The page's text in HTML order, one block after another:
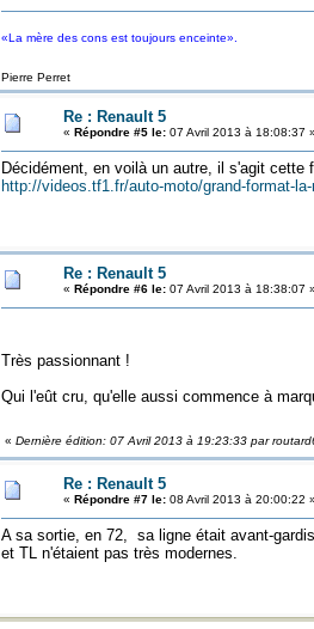
«La mère des cons est toujours enceinte».
Pierre Perret
Re : Renault 5
« Répondre #5 le:07 Avril 2013 à 18:08:37
Décidément, en voilà un autre, il s'agit cette
http://videos.tf1.fr/auto-moto/grand-format-
Re : Renault 5
« Répondre #6 le:07 Avril 2013 à 18:38:07
Très passionnant !
Qui l'eût cru, qu'elle aussi commence à
« Dernière édition: 07 Avril 2013 à 19:23:33 par
Re : Renault 5
« Répondre #7 le:08 Avril 2013 à 20:00:22
A sa sortie, en 72, sa ligne était avant-
et TL n'étaient pas très modernes.